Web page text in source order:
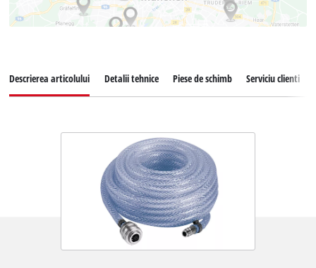
Descrierea articolului Detalii tehnice Piese de schimb Serviciu clienti